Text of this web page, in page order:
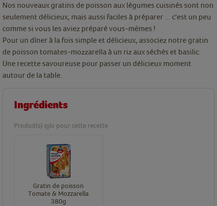
Nos nouveaux gratins de poisson aux légumes cuisinés sont non
seulement délicieux, mais aussi faciles à préparer ... c'est un peu
comme si vous les aviez préparé vous-mêmes !
Pour un dîner à la fois simple et délicieux, associez notre gratin
de poisson tomates-mozzarella à un riz aux séchés et basilic.
Une recette savoureuse pour passer un délicieux moment
autour de la table.
Ingrédients
Produit(s) iglo pour cette recette
Gratin de poisson
Tomate & Mozzarella
380g